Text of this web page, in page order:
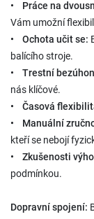
• Práce na
Vám umožní
• Ochota učit se:
balícího stroje.
• Trestní
nás klíčové.
• Časová
• Manuální
kteří se nebojí
• Zkušenosti
podmínkou.
Dopravní spojení: